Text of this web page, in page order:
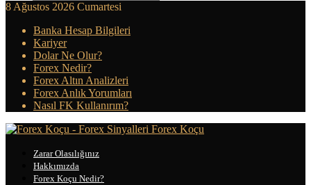
8 Ağustos 2026 Cumartesi
Banka Hesap Bilgileri
Kariyer
Dolar Ne Olur?
Forex Nedir?
Forex Altın Analizleri
Forex Anlık Yorumları
Nasıl FK Kullanırım?
Forex Koçu
Zarar Olasılığınız
Hakkımızda
Forex Koçu Nedir?